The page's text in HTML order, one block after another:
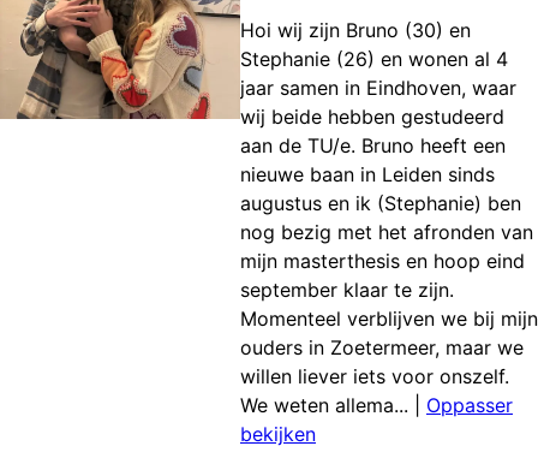
Hoi wij zijn Bruno (30) en
Stephanie (26) en wonen al 4
jaar samen in Eindhoven, waar
wij beide hebben gestudeerd
aan de TU/e. Bruno heeft een
nieuwe baan in Leiden sinds
augustus en ik (Stephanie) ben
nog bezig met het afronden van
mijn masterthesis en hoop eind
september klaar te zijn.
Momenteel verblijven we bij mijn
ouders in Zoetermeer, maar we
willen liever iets voor onszelf.
We weten allema...
Oppasser
bekijken